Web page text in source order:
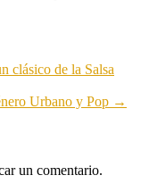
clásico de la Salsa
Urbano y Pop →
un comentario.